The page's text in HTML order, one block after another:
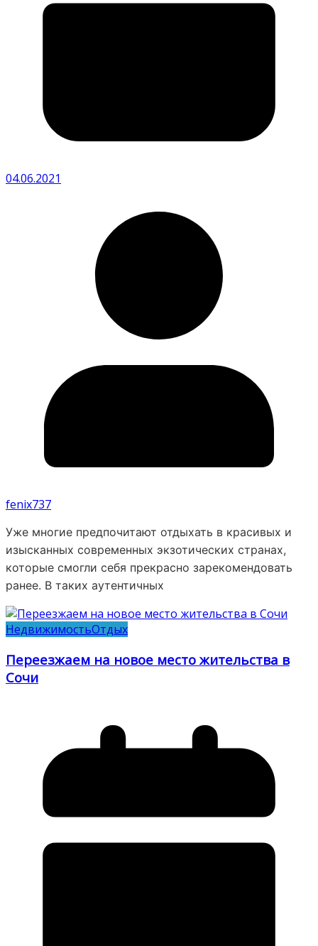
04.06.2021
fenix737
Уже многие предпочитают отдыхать в красивых и
изысканных современных экзотических странах,
которые смогли себя прекрасно зарекомендовать
ранее. В таких аутентичных
НедвижимостьОтдых
Переезжаем на новое место жительства в
Сочи